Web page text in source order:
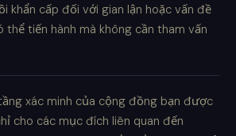
khẩn cấp đối với gian lận hoặc vấn đề
thể tiến hành mà không cần tham vấn
xác minh của cộng đồng bạn được
cho các mục đích liên quan đến